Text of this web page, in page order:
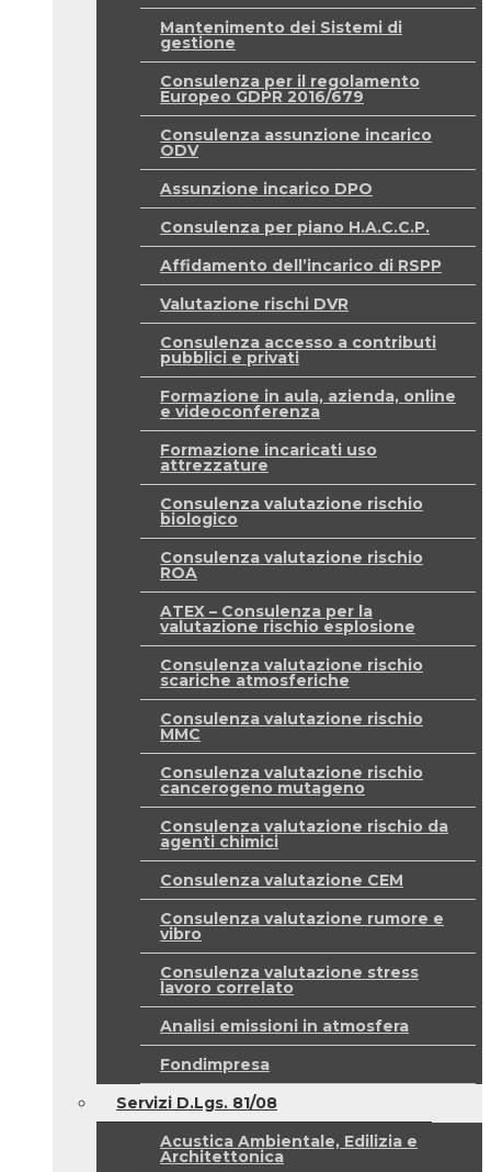
Mantenimento dei Sistemi di
gestione
Consulenza per il regolamento
Europeo GDPR 2016/679
Consulenza assunzione incarico
ODV
Assunzione incarico DPO
Consulenza per piano H.A.C.C.P.
Affidamento dell’incarico di RSPP
Valutazione rischi DVR
Consulenza accesso a contributi
pubblici e privati
Formazione in aula, azienda, online
e videoconferenza
Formazione incaricati uso
attrezzature
Consulenza valutazione rischio
biologico
Consulenza valutazione rischio
ROA
ATEX – Consulenza per la
valutazione rischio esplosione
Consulenza valutazione rischio
scariche atmosferiche
Consulenza valutazione rischio
MMC
Consulenza valutazione rischio
cancerogeno mutageno
Consulenza valutazione rischio da
agenti chimici
Consulenza valutazione CEM
Consulenza valutazione rumore e
vibro
Consulenza valutazione stress
lavoro correlato
Analisi emissioni in atmosfera
Fondimpresa
Servizi D.Lgs. 81/08
Acustica Ambientale, Edilizia e
Architettonica